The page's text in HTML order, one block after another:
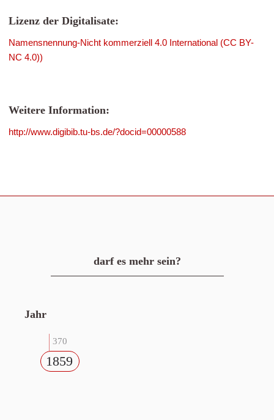
Lizenz der Digitalisate:
Namensnennung-Nicht kommerziell 4.0 International (CC BY-
NC 4.0))
Weitere Information:
http://www.digibib.tu-bs.de/?docid=00000588
darf es mehr sein?
Jahr
370
1859